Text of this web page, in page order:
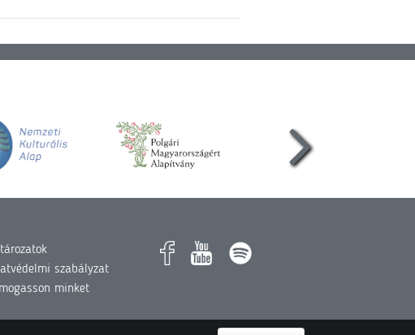
szabályzat
minket